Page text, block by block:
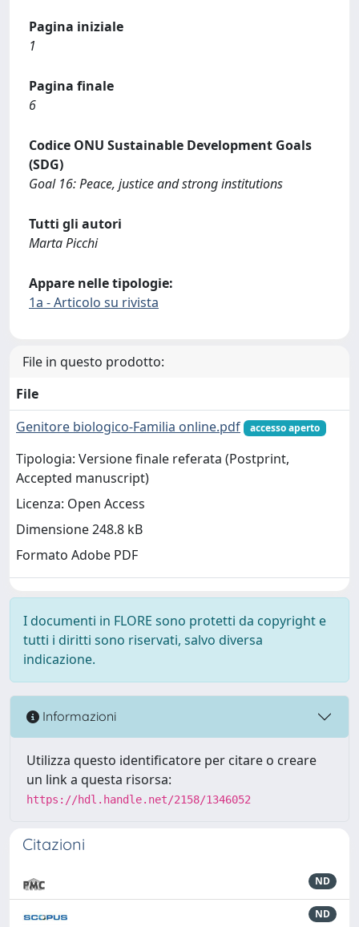
Pagina iniziale
1
Pagina finale
6
Codice ONU Sustainable Development Goals
(SDG)
Goal 16: Peace, justice and strong institutions
Tutti gli autori
Marta Picchi
Appare nelle tipologie:
1a - Articolo su rivista
File in questo prodotto:
File
Genitore biologico-Familia online.pdf
accesso aperto
Tipologia: Versione finale referata (Postprint,
Accepted manuscript)
Licenza: Open Access
Dimensione 248.8 kB
Formato Adobe PDF
I documenti in FLORE sono protetti da copyright e
tutti i diritti sono riservati, salvo diversa
indicazione.
Informazioni
Utilizza questo identificatore per citare o creare
un link a questa risorsa:
https://hdl.handle.net/2158/1346052
Citazioni
ND
ND